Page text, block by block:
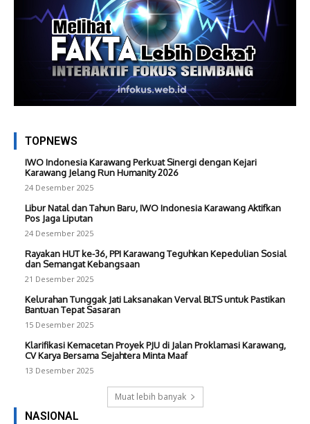
TOPNEWS
IWO Indonesia Karawang Perkuat Sinergi dengan Kejari
Karawang Jelang Run Humanity 2026
24 Desember 2025
Libur Natal dan Tahun Baru, IWO Indonesia Karawang Aktifkan
Pos Jaga Liputan
24 Desember 2025
Rayakan HUT ke-36, PPI Karawang Teguhkan Kepedulian Sosial
dan Semangat Kebangsaan
21 Desember 2025
Kelurahan Tunggak Jati Laksanakan Verval BLTS untuk Pastikan
Bantuan Tepat Sasaran
15 Desember 2025
Klarifikasi Kemacetan Proyek PJU di Jalan Proklamasi Karawang,
CV Karya Bersama Sejahtera Minta Maaf
13 Desember 2025
Muat lebih banyak
NASIONAL